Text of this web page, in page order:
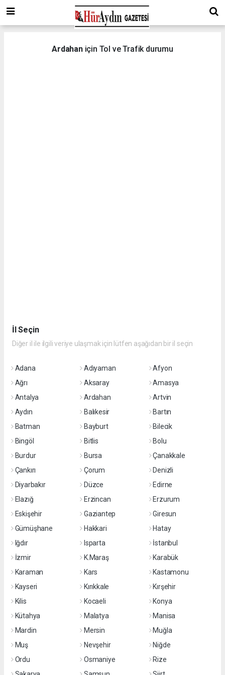
Ardahan için Tol ve Trafik durumu
İl Seçin
Diğer il ile ilgili veriye ulaşmak için lütfen aşağıdan bir il seçin
Adana Adıyaman
Afyon
Ağrı
Aksaray
Amasya
Antalya
Ardahan
Artvin
Aydın
Balıkesir
Bartın
Batman
Bayburt
Bilecik
Bingöl
Bitlis
Bolu
Burdur
Bursa
Çanakkale
Çankırı
Çorum
Denizli
Diyarbakır
Düzce
Edirne
Elazığ
Erzincan
Erzurum
Eskişehir
Gaziantep
Giresun
Gümüşhane
Hakkari
Hatay
Iğdır
Isparta
İstanbul
İzmir
K.Maraş
Karabük
Karaman
Kars
Kastamonu
Kayseri
Kırıkkale
Kırşehir
Kilis
Kocaeli
Konya
Kütahya
Malatya
Manisa
Mardin
Mersin
Muğla
Muş
Nevşehir
Niğde
Ordu
Osmaniye
Rize